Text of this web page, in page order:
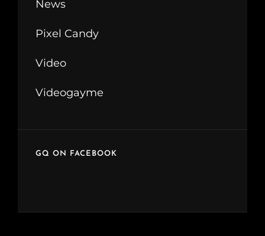
News
Pixel Candy
Video
Videogayme
GQ ON FACEBOOK